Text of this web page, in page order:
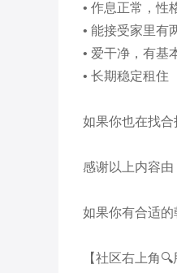
• 作息正常，性
• 能接受家里有
• 爱干净，有基
• 长期稳定租住
如果你也在找
感谢以上内容由
如果你有合适
【社区右上角